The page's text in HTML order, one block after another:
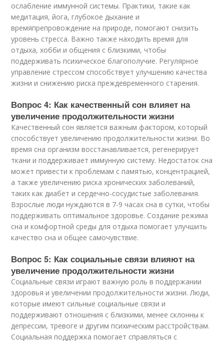
ослабление иммунной системы. Практики, такие как
медитация, йога, глубокое дыхание и
времяпрепровождение на природе, помогают снизить
уровень стресса. Важно также находить время для
отдыха, хобби и общения с близкими, чтобы
поддерживать психическое благополучие. Регулярное
управление стрессом способствует улучшению качества
жизни и снижению риска преждевременного старения.
Вопрос 4: Как качественный сон влияет на
увеличение продолжительности жизни
Качественный сон является важным фактором, который
способствует увеличению продолжительности жизни. Во
время сна организм восстанавливается, регенерирует
ткани и поддерживает иммунную систему. Недостаток сна
может привести к проблемам с памятью, концентрацией,
а также увеличению риска хронических заболеваний,
таких как диабет и сердечно-сосудистые заболевания.
Взрослые люди нуждаются в 7-9 часах сна в сутки, чтобы
поддерживать оптимальное здоровье. Создание режима
сна и комфортной среды для отдыха помогает улучшить
качество сна и общее самочувствие.
Вопрос 5: Как социальные связи влияют на
увеличение продолжительности жизни
Социальные связи играют важную роль в поддержании
здоровья и увеличении продолжительности жизни. Люди,
которые имеют сильные социальные связи и
поддерживают отношения с близкими, менее склонны к
депрессии, тревоге и другим психическим расстройствам.
Социальная поддержка помогает справляться с